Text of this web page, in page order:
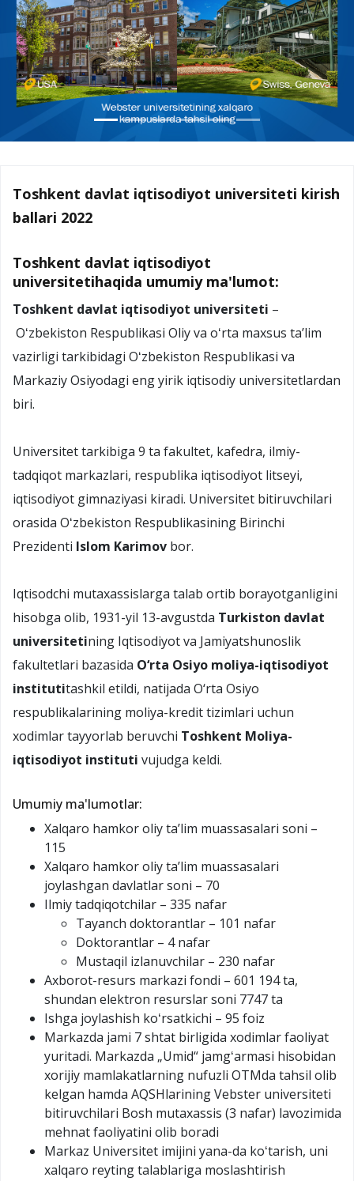
Toshkent davlat iqtisodiyot universiteti kirish
ballari 2022
Toshkent davlat iqtisodiyot
universitetihaqida umumiy ma'lumot:
Toshkent davlat iqtisodiyot universiteti –
Oʻzbekiston Respublikasi Oliy va oʻrta maxsus taʼlim
vazirligi tarkibidagi Oʻzbekiston Respublikasi va
Markaziy Osiyodagi eng yirik iqtisodiy universitetlardan
biri.
Universitet tarkibiga 9 ta fakultet, kafedra, ilmiy-
tadqiqot markazlari, respublika iqtisodiyot litseyi,
iqtisodiyot gimnaziyasi kiradi. Universitet bitiruvchilari
orasida Oʻzbekiston Respublikasining Birinchi
Prezidenti Islom Karimov bor.
Iqtisodchi mutaxassislarga talab ortib borayotganligini
hisobga olib, 1931-yil 13-avgustda Turkiston davlat
universitetining Iqtisodiyot va Jamiyatshunoslik
fakultetlari bazasida O‘rta Osiyo moliya-iqtisodiyot
institutitashkil etildi, natijada O‘rta Osiyo
respublikalarining moliya-kredit tizimlari uchun
xodimlar tayyorlab beruvchi Toshkent Moliya-
iqtisodiyot instituti vujudga keldi.
Umumiy ma'lumotlar:
Xalqaro hamkor oliy taʼlim muassasalari soni –
115
Xalqaro hamkor oliy taʼlim muassasalari
joylashgan davlatlar soni – 70
Ilmiy tadqiqotchilar – 335 nafar
Tayanch doktorantlar – 101 nafar
Doktorantlar – 4 nafar
Mustaqil izlanuvchilar – 230 nafar
Axborot-resurs markazi fondi – 601 194 ta,
shundan elektron resurslar soni 7747 ta
Ishga joylashish koʻrsatkichi – 95 foiz
Markazda jami 7 shtat birligida xodimlar faoliyat
yuritadi. Markazda „Umid“ jamgʻarmasi hisobidan
xorijiy mamlakatlarning nufuzli OTMda tahsil olib
kelgan hamda AQSHlarining Vebster universiteti
bitiruvchilari Bosh mutaxassis (3 nafar) lavozimida
mehnat faoliyatini olib boradi
Markaz Universitet imijini yana-da koʻtarish, uni
xalqaro reyting talablariga moslashtirish